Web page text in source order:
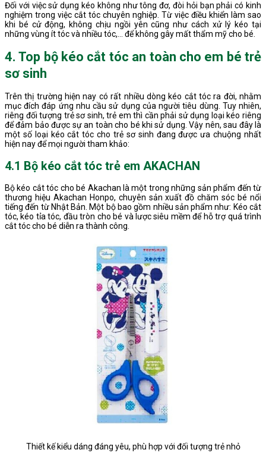
Đối với việc sử dụng kéo không như tông đơ, đòi hỏi bạn phải có kinh
nghiệm trong việc cắt tóc chuyên nghiệp. Từ việc điều khiển làm sao
khi bé cử động, không chịu ngồi yên cũng như cách xử lý kéo tại
những vùng ít tóc và nhiều tóc,… để không gây mất thẩm mỹ cho bé.
4. Top bộ kéo cắt tóc an toàn cho em bé trẻ
sơ sinh
Trên thị trường hiện nay có rất nhiều dòng kéo cắt tóc ra đời, nhằm
mục đích đáp ứng nhu cầu sử dụng của người tiêu dùng. Tuy nhiên,
riêng đối tượng trẻ sơ sinh, trẻ em thì cần phải sử dụng loại kéo riêng
để đảm bảo được sự an toàn cho bé khi sử dụng. Vậy nên, sau đây là
một số loại kéo cắt tóc cho trẻ sơ sinh đang được ưa chuộng nhất
hiện nay để mọi người tham khảo:
4.1 Bộ kéo cắt tóc trẻ em AKACHAN
Bộ kéo cắt tóc cho bé Akachan là một trong những sản phẩm đến từ
thương hiệu Akachan Honpo, chuyên sản xuất đồ chăm sóc bé nổi
tiếng đến từ Nhật Bản. Một bộ bao gồm nhiều sản phẩm như: Kéo cắt
tóc, kéo tỉa tóc, đầu tròn cho bé và lược siêu mềm để hỗ trợ quá trình
cắt tóc cho bé diễn ra thành công.
Thiết kế kiểu dáng đáng yêu, phù hợp với đối tượng trẻ nhỏ